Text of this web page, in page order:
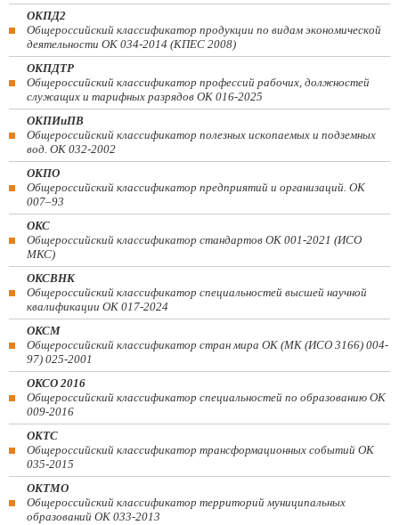
ОКПД2
Общероссийский классификатор продукции по видам экономической
деятельности ОК 034-2014 (КПЕС 2008)
ОКПДТР
Общероссийский классификатор профессий рабочих, должностей
служащих и тарифных разрядов ОК 016-2025
ОКПИиПВ
Общероссийский классификатор полезных ископаемых и подземных
вод. ОК 032-2002
ОКПО
Общероссийский классификатор предприятий и организаций. ОК
007–93
ОКС
Общероссийский классификатор стандартов ОК 001-2021 (ИСО
МКС)
ОКСВНК
Общероссийский классификатор специальностей высшей научной
квалификации ОК 017-2024
ОКСМ
Общероссийский классификатор стран мира ОК (МК (ИСО 3166) 004-
97) 025-2001
ОКСО 2016
Общероссийский классификатор специальностей по образованию ОК
009-2016
ОКТС
Общероссийский классификатор трансформационных событий ОК
035-2015
ОКТМО
Общероссийский классификатор территорий муниципальных
образований ОК 033-2013